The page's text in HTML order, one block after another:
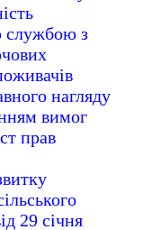
службою з
нагляду
вимог
прав
29 січня